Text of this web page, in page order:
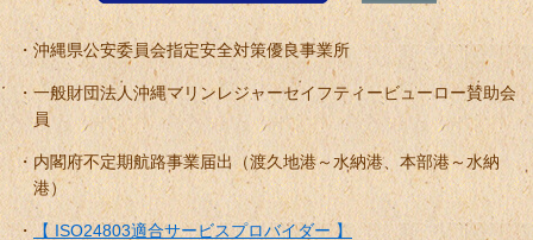
沖縄県公安委員会指定安全対策優良事業所
一般財団法人沖縄マリンレジャーセイフティービューロー賛助会
員
内閣府不定期航路事業届出（渡久地港～水納港、本部港～水納
港）
【 ISO24803適合サービスプロバイダー 】